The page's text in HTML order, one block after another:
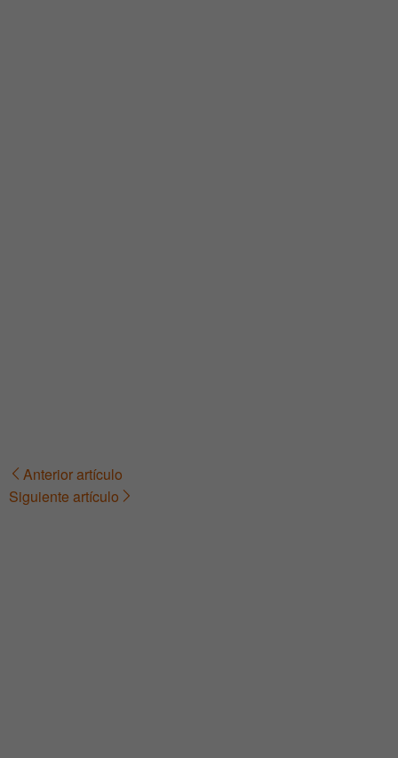
Navegación
Anterior artículo
Siguiente artículo